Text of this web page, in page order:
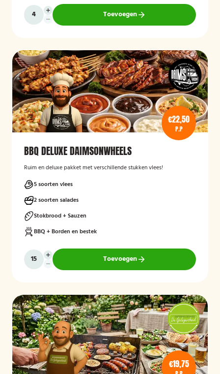
Toevoegen
€22,50
P.P
BBQ DELUXE DAIMSONWHEELS
Ruim en deluxe pakket met verschillende stukken vlees!
5 soorten vlees
2 soorten salades
Stokbrood + Sauzen
BBQ + Borden en bestek
Toevoegen
€19,75